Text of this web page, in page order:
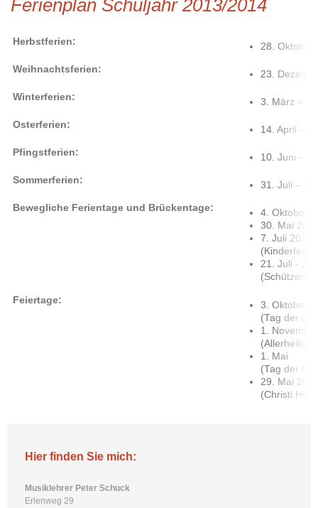
Ferienplan Schuljahr 2013/2014
Herbstferien: 28. Oktober
Weihnachtsferien: 23.
Winterferien: 3. März – 7.
Osterferien: 14. April –
Pfingstferien: 10. Juni –
Sommerferien: 31. Juli –
Bewegliche Ferientage und Brückentage:
4. Oktober
30. Mai
7. Juli 2014
21. Juli -
Feiertage:
3. Oktober
(Tag der
1. November
1. Mai
(Tag der
29. Mai
(Christi
Hier finden Sie mich:
Musiklehrer Peter Schuck
Erlenweg 29